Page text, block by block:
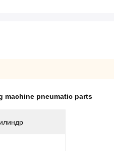
machine pneumatic parts